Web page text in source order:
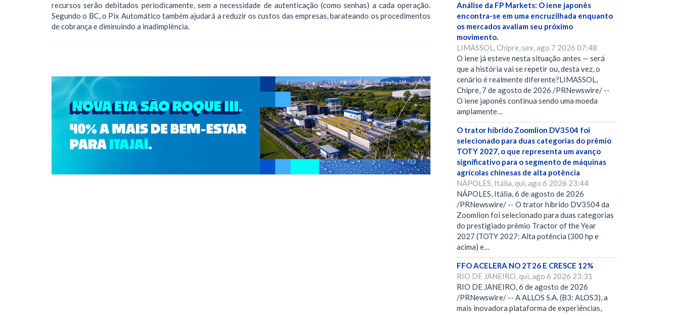
recursos serão debitados periodicamente, sem a necessidade de autenticação (como senhas) a cada operação.
Segundo o BC, o Pix Automático também ajudará a reduzir os custos das empresas, barateando os procedimentos
de cobrança e diminuindo a inadimplência.
Análise da FP Markets: O iene japonês
encontra-se em uma encruzilhada enquanto
os mercados avaliam seu próximo
movimento.
LIMASSOL, Chipre, sex, ago 7 2026 07:48
O iene já esteve nesta situação antes — será
que a história vai se repetir ou, desta vez, o
cenário é realmente diferente?LIMASSOL,
Chipre, 7 de agosto de 2026 /PRNewswire/ --
O iene japonês continua sendo uma moeda
amplamente…
O trator híbrido Zoomlion DV3504 foi
selecionado para duas categorias do prêmio
TOTY 2027, o que representa um avanço
significativo para o segmento de máquinas
agrícolas chinesas de alta potência
NÁPOLES, Itália, qui, ago 6 2026 23:44
NÁPOLES, Itália, 6 de agosto de 2026
/PRNewswire/ -- O trator híbrido DV3504 da
Zoomlion foi selecionado para duas categorias
do prestigiado prêmio Tractor of the Year
2027 (TOTY 2027: Alta potência (300 hp e
acima) e…
FFO ACELERA NO 2T26 E CRESCE 12%
RIO DE JANEIRO, qui, ago 6 2026 23:31
RIO DE JANEIRO, 6 de agosto de 2026
/PRNewswire/ -- A ALLOS S.A. (B3: ALOS3), a
mais inovadora plataforma de experiências,